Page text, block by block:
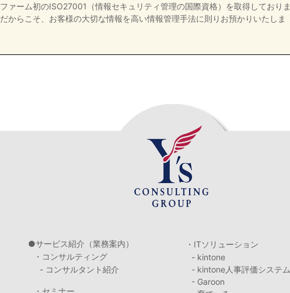
ァーム初のISO27001（情報セキュリティ管理の国際資格）を取得しておりま
からこそ、お客様の大切な情報を高い情報管理手法に則りお預かりいたしま
サービス紹介（業務案内）
・コンサルティング
- コンサルタント紹介
・セミナー
・ITソリューション
- kintone
- kintone人事評価システム
- Garoon